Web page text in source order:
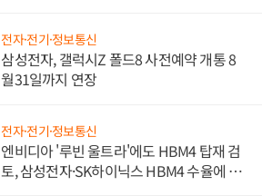
전자·전기·정보통신
삼성전자, 갤럭시Z 폴드8 사전예약 개통 8
월31일까지 연장
전자·전기·정보통신
엔비디아 '루빈 울트라'에도 HBM4 탑재 검
토, 삼성전자·SK하이닉스 HBM4 수율에 주